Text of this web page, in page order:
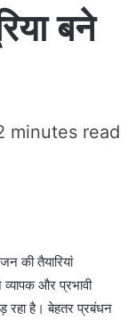
बने
minutes read
की तैयारियां
और प्रभावी
रहा है। बेहतर प्रबंधन